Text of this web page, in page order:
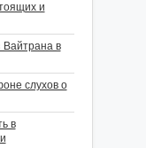
и
Вайтрана в
слухов о
в